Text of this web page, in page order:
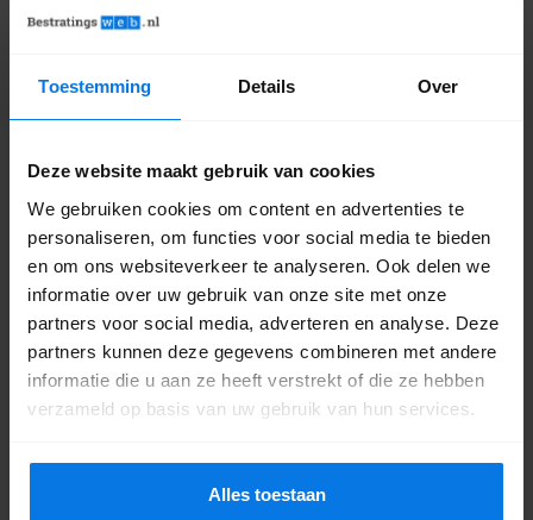
Toestemming Details Over
Deze website maakt gebruik van cookies
We gebruiken cookies om content en advertenties te
personaliseren, om functies voor social media te bieden
en om ons websiteverkeer te analyseren. Ook delen we
informatie over uw gebruik van onze site met onze
partners voor social media, adverteren en analyse. Deze
partners kunnen deze gegevens combineren met andere
informatie die u aan ze heeft verstrekt of die ze hebben
verzameld op basis van uw gebruik van hun services.
Alles toestaan
alle opties bekijken en vergelijken. De bestrating ligt
Het adres is Stationsweg Oost 194c in
Woudenberg.
9.2 786 reviews